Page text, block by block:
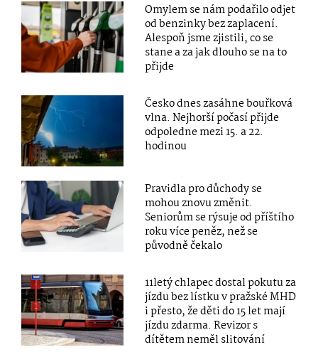
Omylem se nám podařilo odjet
od benzinky bez zaplacení.
Alespoň jsme zjistili, co se
stane a za jak dlouho se na to
přijde
Česko dnes zasáhne bouřková
vlna. Nejhorší počasí přijde
odpoledne mezi 15. a 22.
hodinou
Pravidla pro důchody se
mohou znovu změnit.
Seniorům se rýsuje od příštího
roku více peněz, než se
původně čekalo
11letý chlapec dostal pokutu za
jízdu bez lístku v pražské MHD
i přesto, že děti do 15 let mají
jízdu zdarma. Revizor s
dítětem neměl slitování